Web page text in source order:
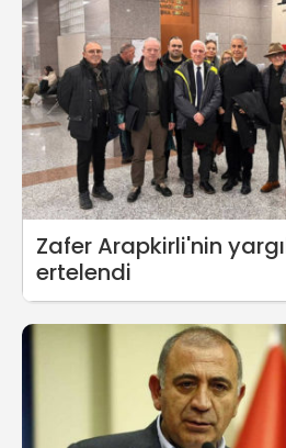
Zafer Arapkirli'nin
ertelendi